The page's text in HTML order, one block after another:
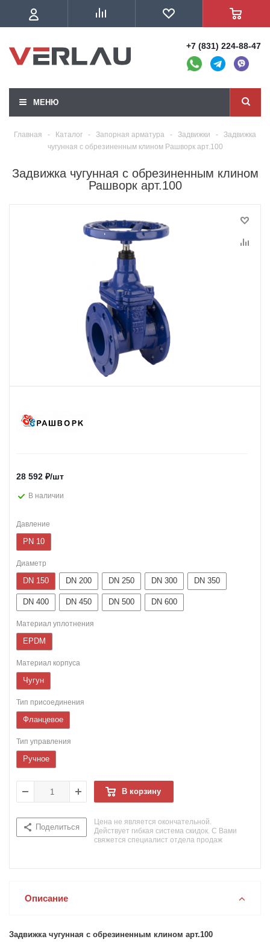
+7 (831) 224-88-47
МЕНЮ
Главная - Каталог - Запорная арматура - Задвижки -
Задвижка
чугунная с обрезиненным клином Рашворк арт.100
Задвижка чугунная с обрезиненным клином
Рашворк арт.100
28 592 ₽/шт
В наличии
Давление
PN 10
Диаметр
DN 150 DN 200 DN 250 DN 300 DN 350
DN 400 DN 450 DN 500 DN 600
Материал уплотнения
EPDM
Материал корпуса
Чугун
Тип присоединения
Фланцевое
Тип управления
Ручное
В корзину
Поделиться
Цена не является окончательной.
Действует гибкая система скидок. С Вами
свяжется специалист отдела продаж
Описание
Задвижка чугунная с обрезиненным клином арт.100